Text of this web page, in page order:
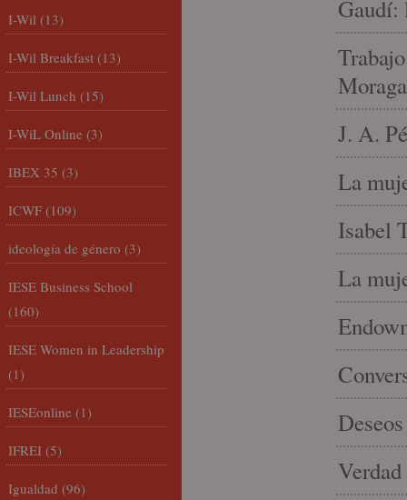
Gaudí:
J. A.
La
Isabel
La
I-Wil (13)
I-Wil Breakfast (13)
I-Wil Lunch (15)
I-WiL Online (3)
IBEX 35 (3)
ICWF (109)
ideología de género (3)
IESE Business School
(160)
IESE Women in Leadership
(1)
IESEonline (1)
IFREI (5)
Igualdad (96)